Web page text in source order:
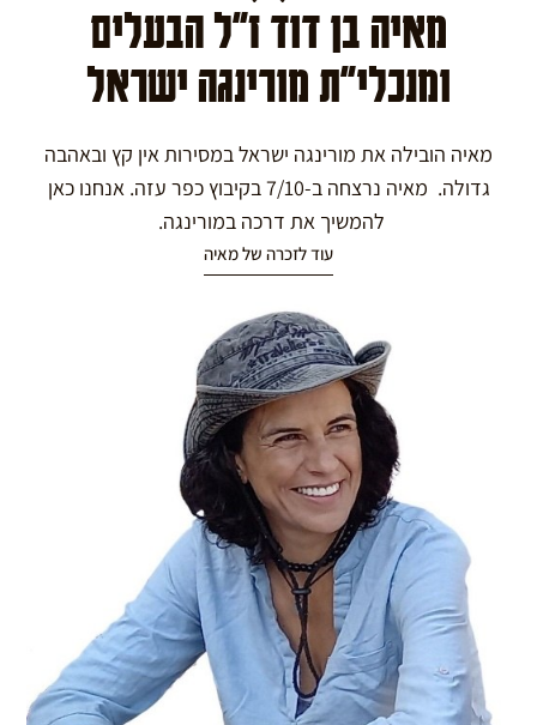
מאיה בן דוד ז"ל הבעלים
ומנכלי"ת מורינגה ישראל
מאיה הובילה את מורינגה ישראל במסירות אין קץ ובאהבה
גדולה. מאיה נרצחה ב-7/10 בקיבוץ כפר עזה. אנחנו כאן
להמשיך את דרכה במורינגה.
עוד לזכרה של מאיה